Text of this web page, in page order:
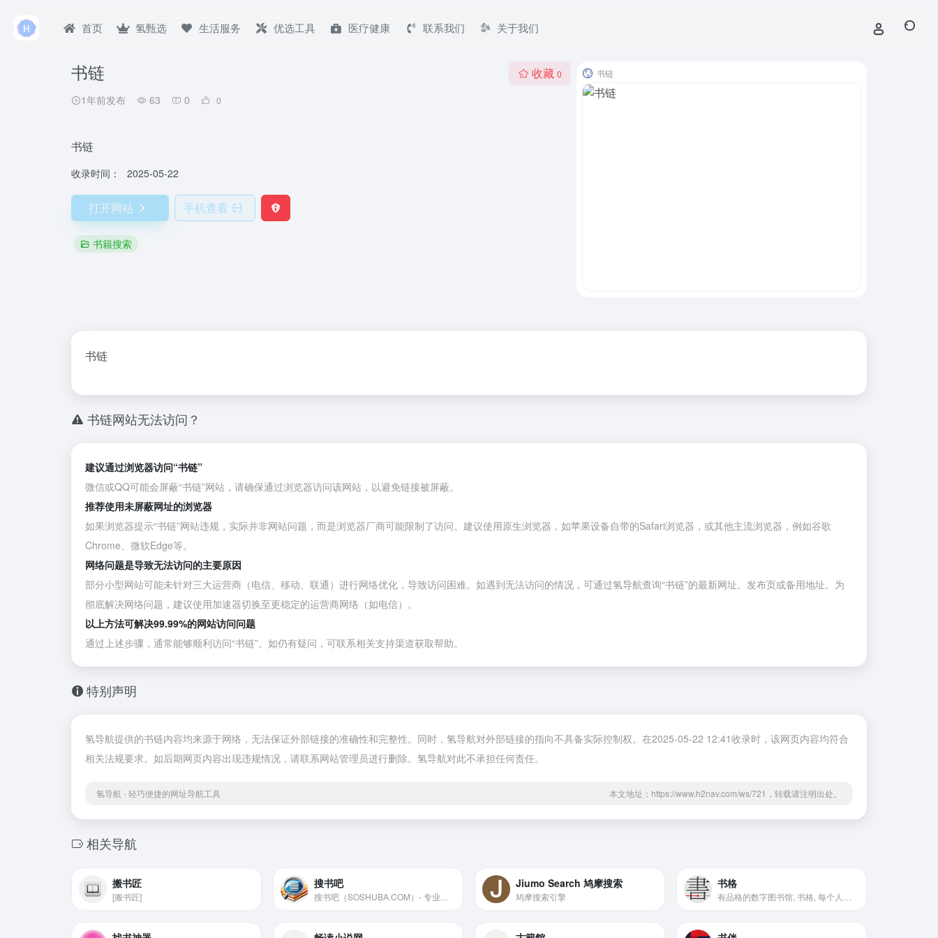
首页 氢甄选 生活服务 优选工具 医疗健康 联系我们 关于我们
书链
1年前发布 63 0 0
收藏 0
书链
收录时间： 2025-05-22
打开网站 手机查看
书籍搜索
书链
书链
书链网站无法访问？
建议通过浏览器访问“书链”
微信或QQ可能会屏蔽“书链”网站，请确保通过浏览器访问该网站，以避免链接被屏蔽。
推荐使用未屏蔽网址的浏览器
如果浏览器提示“书链”网站违规，实际并非网站问题，而是浏览器厂商可能限制了访问。建议使用原生浏览器，如苹果设备自带的Safari浏览器，或其他主流浏览器，例如谷歌
Chrome、 微软Edge等。
网络问题是导致无法访问的主要原因
部分小型网站可能未针对三大运营商（电信、移动、联通）进行网络优化，导致访问困难。如遇到无法访问的情况，可通过氢导航查询“书链”的最新网址、发布页或备用地址。为
彻底解决网络问题，建议使用加速器切换至更稳定的运营商网络（如电信）。
以上方法可解决99.99%的网站访问问题
通过上述步骤，通常能够顺利访问“书链”。如仍有疑问，可联系相关支持渠道获取帮助。
特别声明
氢导航提供的书链内容均来源于网络，无法保证外部链接的准确性和完整性。同时，氢导航对外部链接的指向不具备实际控制权。在2025-05-22 12:41收录时，该网页内容均符合
相关法规要求。如后期网页内容出现违规情况，请联系网站管理员进行删除。氢导航对此不承担任何责任。
氢导航 - 轻巧便捷的网址导航工具 本文地址：https://www.h2nav.com/ws/721，转载请注明出处。
相关导航
搬书匠
[搬书匠]
搜书吧 Jiumo Search 鸠摩搜索
鸠摩搜索引擎
书格